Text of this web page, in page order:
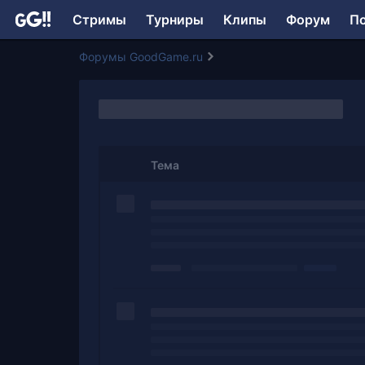
Стримы Турниры Клипы Форум
Форумы GoodGame.ru
Тема